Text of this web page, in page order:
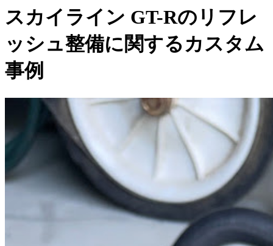
スカイライン GT-Rのリフレ
ッシュ整備に関するカスタム
事例